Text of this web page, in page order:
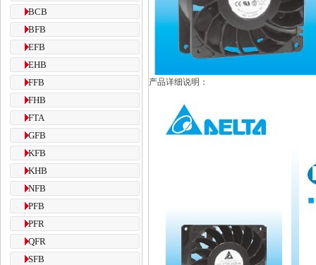
BCB
BFB
EFB
EHB
FFB
FHB
FTA
GFB
KFB
KHB
NFB
PFB
PFR
QFR
SFB
产品详细说明：